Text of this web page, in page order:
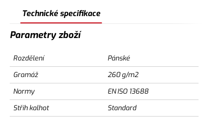
Technické specifikace
Parametry zboží
Rozdělení
Pánské
Gramáž
260 g/m2
Normy
EN ISO 13688
Střih kalhot
Standard